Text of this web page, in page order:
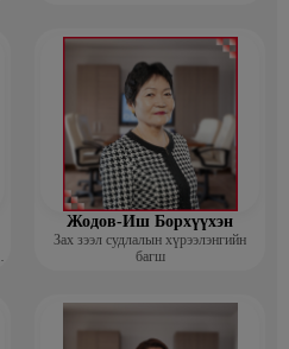
Жодов-Иш Борхүүхэн
Зах зээл судлалын хүрээлэнгийн
багш